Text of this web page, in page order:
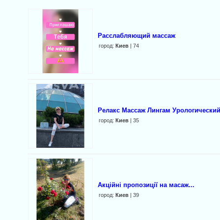
Расслабляющий массаж
город:Киев | 74
Релакс Массаж Лингам
город:Киев | 35
Акційні пропозиції на масаж...
город:Киев | 39